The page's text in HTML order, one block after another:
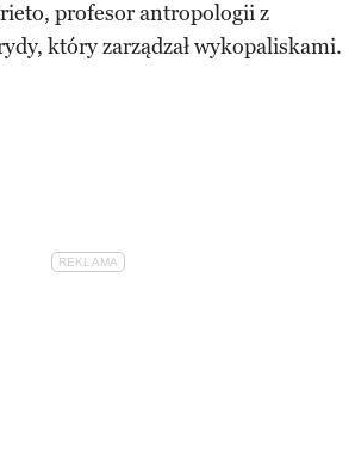
profesor antropologii z
który zarządzał wykopaliskami.